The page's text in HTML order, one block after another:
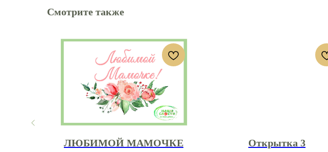
Смотрите также
ЛЮБИМОЙ МАМОЧКЕ Открытка 3